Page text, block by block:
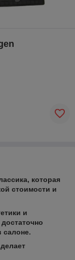
которая
стоимости и
и
салоне.